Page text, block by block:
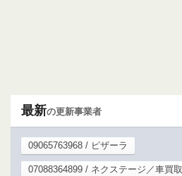
最新の更新事業者
09065763968 / ピザーラ
07088364899 / ネクステージ／車買取